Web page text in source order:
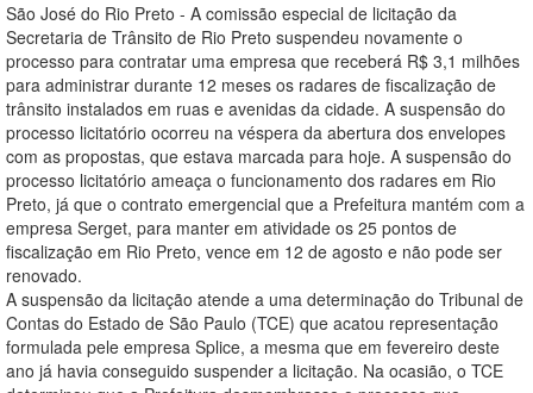
São José do Rio Preto - A comissão especial de licitação da
Secretaria de Trânsito de Rio Preto suspendeu novamente o
processo para contratar uma empresa que receberá R$ 3,1 milhões
para administrar durante 12 meses os radares de fiscalização de
trânsito instalados em ruas e avenidas da cidade. A suspensão do
processo licitatório ocorreu na véspera da abertura dos envelopes
com as propostas, que estava marcada para hoje. A suspensão do
processo licitatório ameaça o funcionamento dos radares em Rio
Preto, já que o contrato emergencial que a Prefeitura mantém com a
empresa Serget, para manter em atividade os 25 pontos de
fiscalização em Rio Preto, vence em 12 de agosto e não pode ser
renovado.
A suspensão da licitação atende a uma determinação do Tribunal de
Contas do Estado de São Paulo (TCE) que acatou representação
formulada pele empresa Splice, a mesma que em fevereiro deste
ano já havia conseguido suspender a licitação. Na ocasião, o TCE